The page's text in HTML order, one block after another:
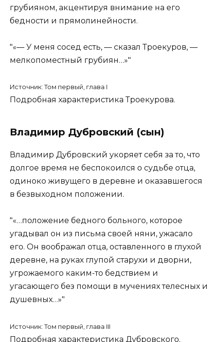
грубияном, акцентируя внимание на его
бедности и прямолинейности.
«— У меня сосед есть, — сказал Троекуров, —
мелкопоместный грубиян…»
Источник: Том первый, глава I
Подробная характеристика Троекурова.
Владимир Дубровский (сын)
Владимир Дубровский укоряет себя за то, что
долгое время не беспокоился о судьбе отца,
одиноко живущего в деревне и оказавшегося
в безвыходном положении.
«…положение бедного больного, которое
угадывал он из письма своей няни, ужасало
его. Он воображал отца, оставленного в глухой
деревне, на руках глупой старухи и дворни,
угрожаемого каким-то бедствием и
угасающего без помощи в мучениях телесных и
душевных…»
Источник: Том первый, глава III
Подробная характеристика Дубровского.